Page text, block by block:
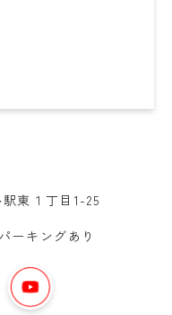
東１丁目1-25
ーキングあり
YouTube
は